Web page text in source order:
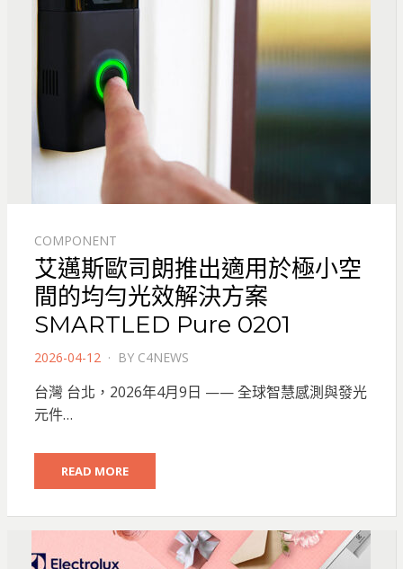
COMPONENT
艾邁斯歐司朗推出適用於極小空
間的均勻光效解決方案
SMARTLED Pure 0201
POSTED
2026-04-12 BY C4NEWS
台灣 台北，2026年4月9日 —— 全球智慧感測與發光
元件…
READ MORE